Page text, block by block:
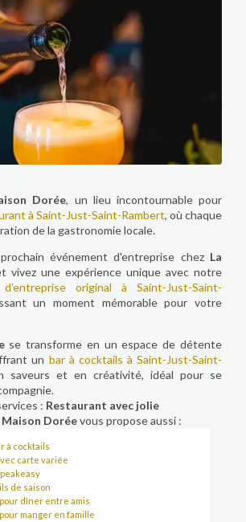
Dorée, un lieu incontournable pour
à Saint-Just-Saint-Rambert, où chaque
de la gastronomie locale.
événement d'entreprise chez La
vivez une expérience unique avec notre
original à Saint-Just-Saint-
un moment mémorable pour votre
se transforme en un espace de détente
un bar à cocktails à Saint-Just-Saint-
saveurs et en créativité, idéal pour se
: Restaurant avec jolie
Doréevous propose aussi :
à cocktails
carte variée
de saison
dîner entre amis
manger en famille